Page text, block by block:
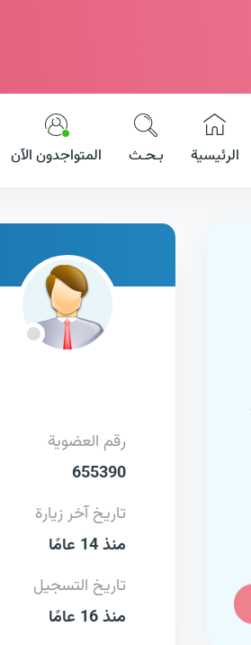
الرئيسية بـحـث المتواجدون الآن
رقم العضوية
655390
تاريخ آخر زيارة
منذ 14 عامًا
تاريخ التسجيل
منذ 16 عامًا